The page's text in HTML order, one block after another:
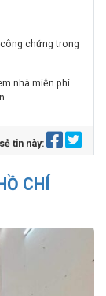
chứng trong
nhà miễn phí.
tin này:
CHÍ